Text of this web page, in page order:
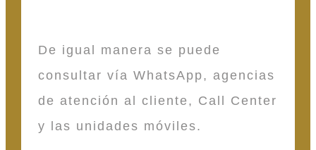
De igual manera se puede
consultar vía WhatsApp, agencias
de atención al cliente, Call Center
y las unidades móviles.